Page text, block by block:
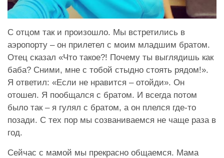
С отцом так и произошло. Мы встретились в
аэропорту – он прилетел с моим младшим братом.
Отец сказал «Что такое?! Почему ты выглядишь как
баба? Сними, мне с тобой стыдно стоять рядом!».
Я ответил: «Если не нравится – отойди». Он
отошел. Я пообщался с братом. И всегда потом
было так – я гулял с братом, а он плелся где-то
позади. С тех пор мы созваниваемся не чаще раза в
год.
Сейчас с мамой мы прекрасно общаемся. Мама